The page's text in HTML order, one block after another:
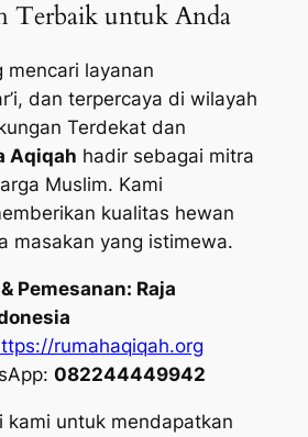
Terbaik untuk Anda
mencari layanan
dan terpercaya di wilayah
Terdekat dan
Aqiqah hadir sebagai mitra
Muslim. Kami
kualitas hewan
masakan yang istimewa.
Pemesanan: Raja
rumahaqiqah.org
082244449942
kami untuk mendapatkan